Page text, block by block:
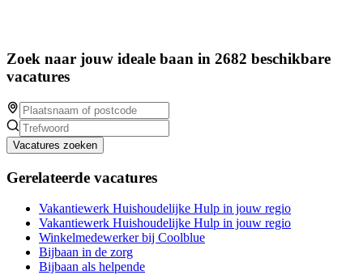
Zoek naar jouw ideale baan in 2682 beschikbare
vacatures
Vacatures zoeken
Gerelateerde vacatures
Vakantiewerk Huishoudelijke Hulp in jouw regio
Vakantiewerk Huishoudelijke Hulp in jouw regio
Winkelmedewerker bij Coolblue
Bijbaan in de zorg
Bijbaan als helpende